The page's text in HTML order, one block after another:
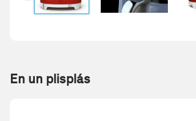
En un plisplás